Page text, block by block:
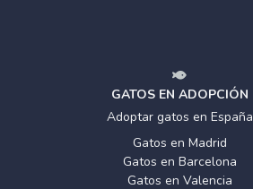
GATOS EN ADOPCIÓN
Adoptar gatos en España
Gatos en Madrid
Gatos en Barcelona
Gatos en Valencia